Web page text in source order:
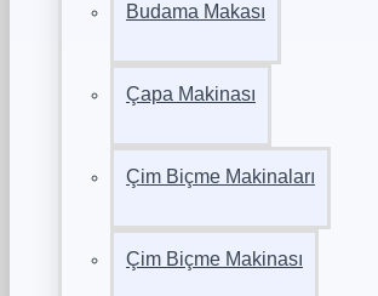
Budama Makası
Çapa Makinası
Çim Biçme Makinaları
Çim Biçme Makinası